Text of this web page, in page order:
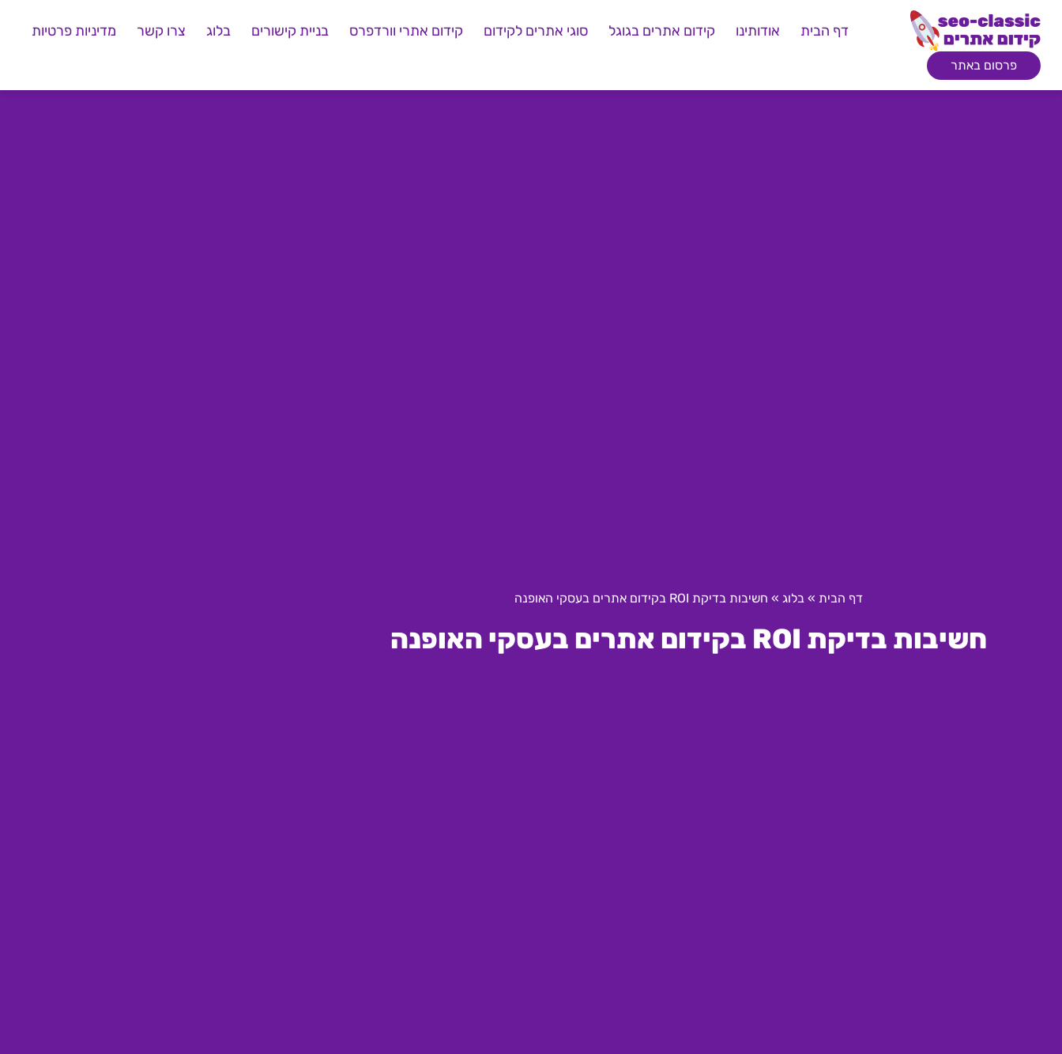
דף הבית אודותינו קידום אתרים בגוגל סוגי אתרים לקידום קידום אתרי וורדפרס בניית קישורים בלוג צרו קשר מדיניות פרטיות
פרסום באתר
דף הבית »בלוג » חשיבות בדיקת ROI בקידום אתרים בעסקי האופנה
חשיבות בדיקת ROI בקידום אתרים בעסקי האופנה